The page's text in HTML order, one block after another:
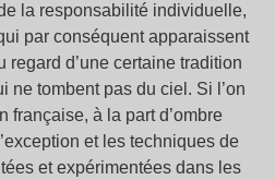
la responsabilité individuelle,
par conséquent apparaissent
regard d’une certaine tradition
ne tombent pas du ciel. Si l’on
française, à la part d’ombre
et les techniques de
et expérimentées dans les